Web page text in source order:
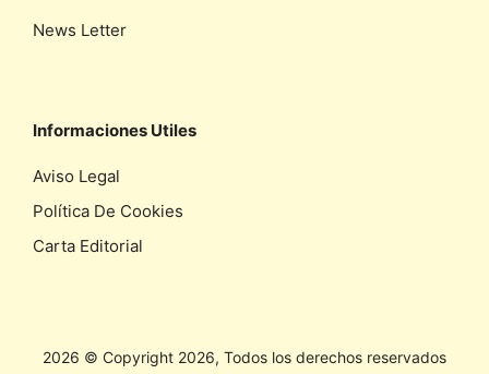
News Letter
Informaciones Utiles
Aviso Legal
Política De Cookies
Carta Editorial
2026 © Copyright 2026, Todos los derechos reservados